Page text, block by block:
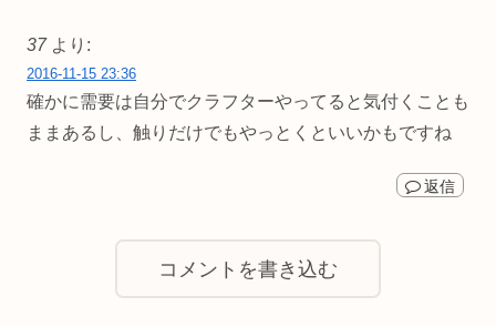
37 より:
2016-11-15 23:36
確かに需要は自分でクラフターやってると気付くことも
ままあるし、触りだけでもやっとくといいかもですね
返信
コメントを書き込む